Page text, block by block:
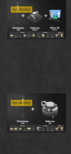
Set-Artikel
Set-Artikel